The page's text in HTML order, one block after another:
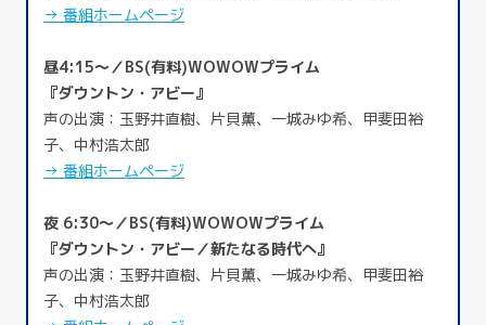
→ 番組ホームページ
昼4:15～／BS(有料)WOWOWプライム
『ダウントン・アビー』
声の出演：玉野井直樹、片貝薫、一城みゆ希、甲斐田裕
子、中村浩太郎
→ 番組ホームページ
夜 6:30～／BS(有料)WOWOWプライム
『ダウントン・アビー／新たなる時代へ』
声の出演：玉野井直樹、片貝薫、一城みゆ希、甲斐田裕
子、中村浩太郎